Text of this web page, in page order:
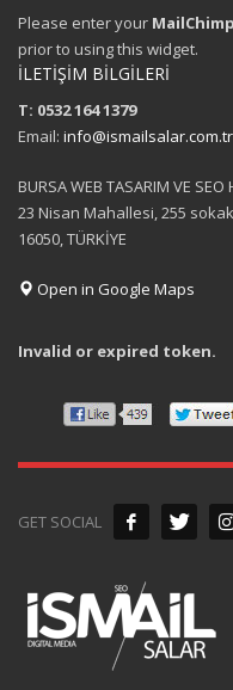
Please enter your
prior to using this widget.
İLETİŞİM BİLGİLERİ
T: 0532 164 1379
Email: info@ismailsalar.com.tr
BURSA WEB TASARIM VE SEO
23 Nisan Mahallesi, 255
16050, TÜRKİYE
Open in Google Maps
Invalid or expired token.
GET SOCIAL